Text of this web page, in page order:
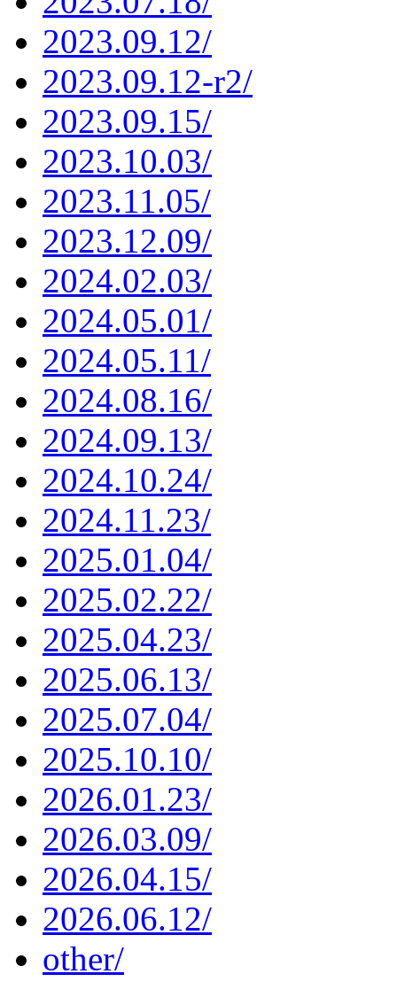
2023.09.12/
2023.09.12-r2/
2023.09.15/
2023.10.03/
2023.11.05/
2023.12.09/
2024.02.03/
2024.05.01/
2024.05.11/
2024.08.16/
2024.09.13/
2024.10.24/
2024.11.23/
2025.01.04/
2025.02.22/
2025.04.23/
2025.06.13/
2025.07.04/
2025.10.10/
2026.01.23/
2026.03.09/
2026.04.15/
2026.06.12/
other/